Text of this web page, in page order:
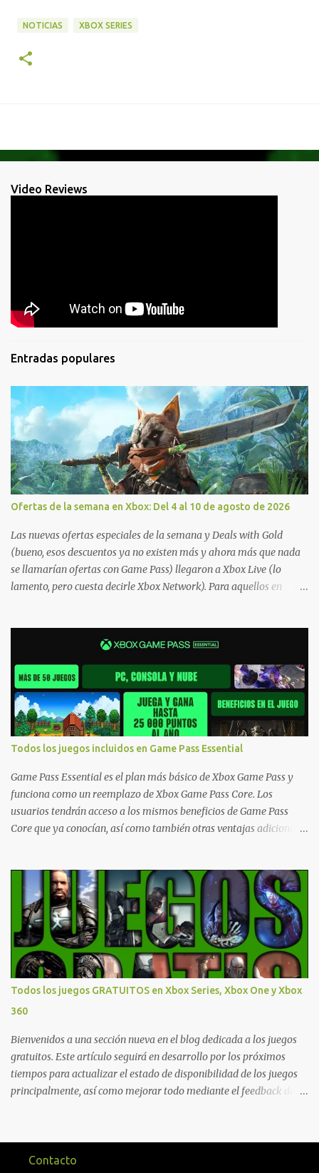
NOTICIAS XBOX SERIES
Video Reviews
Entradas populares
Ofertas de la semana en Xbox: Del 4 al 10 de agosto de 2026
Las nuevas ofertas especiales de la semana y Deals with Gold
(bueno, esos descuentos ya no existen más y ahora más que nada
se llamarían ofertas con Game Pass) llegaron a Xbox Live (lo
lamento, pero cuesta decirle Xbox Network). Para aquellos en
jugarlos y mantener un progreso compartido en Windows PC y
Xbox, y tenemos un listado de juegos compatibles por acá . ¿Aún
necesitas una mano con las compras? Tenemos un tutorial extenso
o en vídeo para que se quiten todas las dudas generales de cómo
hacer compras en Xbox . Podes consultar un listado más completo
de promociones desde xbox.com. El post puede tener
actualizaciones regulares o cambios ante cualquier error. Ofertas
- Argentina Ofertas - Chile Ofertas - Colombia Ofertas - México
Ofertas - Estados Unidos Ofertas - España Todas las ofertas de
Xbox One también aplican a Xbox Series, a excepción de los jue...
Todos los juegos incluidos en Game Pass Essential
Game Pass Essential es el plan más básico de Xbox Game Pass y
funciona como un reemplazo de Xbox Game Pass Core. Los
usuarios tendrán acceso a los mismos beneficios de Game Pass
Core que ya conocían, así como también otras ventajas adicionales
que están en Xbox y PC, que van desde skins, desbloqueo de
personajes, paquetes de armas hasta emotes, monedas virtuales y
más para diferentes títulos. Todas estas ventajas se pueden
reclamar desde la sección de Game Pass o en tu aplicación de Xbox
yendo directamente a la pestaña de Game Pass. Essential también
ahora sumará el acceso a la Nube de Xbox, el cual nos permitite
jugar una pequeña porción de los juegos de la suscripción
mediante xCloud y más de 600 juegos compatibles si es que los
compramos previamente (con más títulos en camino a ser
compatibles con la función Transmite tu Propios Juegos). Pueden
leer más...
Todos los juegos GRATUITOS en Xbox Series, Xbox One y Xbox
360
Bienvenidos a una sección nueva en el blog dedicada a los juegos
gratuitos. Este artículo seguirá en desarrollo por los próximos
tiempos para actualizar el estado de disponibilidad de los juegos
principalmente, así como mejorar todo mediante el feedback de
ofrecen contenidos limitados o no se encuentran en algunas
regiones de América Latina. Podremos ver una lista más
Contacto